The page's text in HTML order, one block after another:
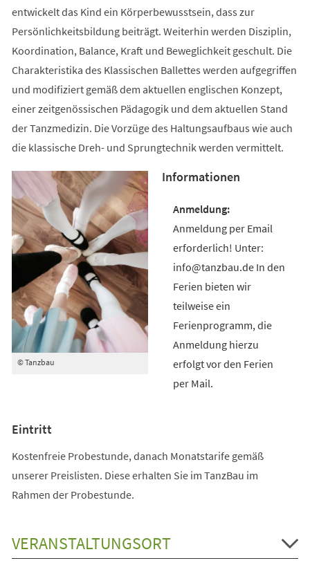
entwickelt das Kind ein Körperbewusstsein, dass zur
Persönlichkeitsbildung beiträgt. Weiterhin werden Disziplin,
Koordination, Balance, Kraft und Beweglichkeit geschult. Die
Charakteristika des Klassischen Ballettes werden aufgegriffen
und modifiziert gemäß dem aktuellen englischen Konzept,
einer zeitgenössischen Pädagogik und dem aktuellen Stand
der Tanzmedizin. Die Vorzüge des Haltungsaufbaus wie auch
die klassische Dreh- und Sprungtechnik werden vermittelt.
© Tanzbau
Informationen
Anmeldung per Email
erforderlich! Unter:
info@tanzbau.de In den
Ferien bieten wir
teilweise ein
Ferienprogramm, die
Anmeldung hierzu
erfolgt vor den Ferien
per Mail.
Eintritt
Kostenfreie Probestunde, danach Monatstarife gemäß
unserer Preislisten. Diese erhalten Sie im TanzBau im
Rahmen der Probestunde.
VERANSTALTUNGSORT